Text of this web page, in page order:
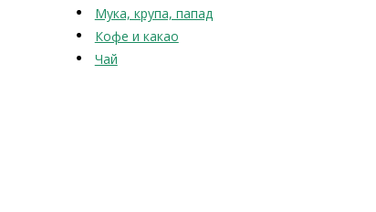
Мука, крупа, папад
Кофе и какао
Чай